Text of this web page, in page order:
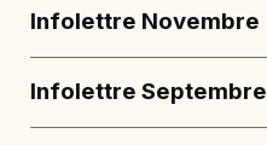
Infolettre Novembre
Infolettre Septembre